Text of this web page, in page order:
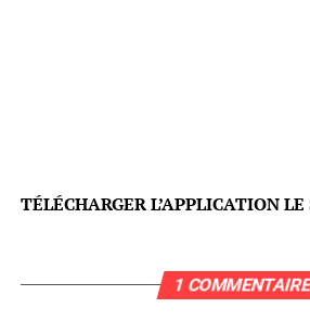
TÉLÉCHARGER L’APPLICATION
1